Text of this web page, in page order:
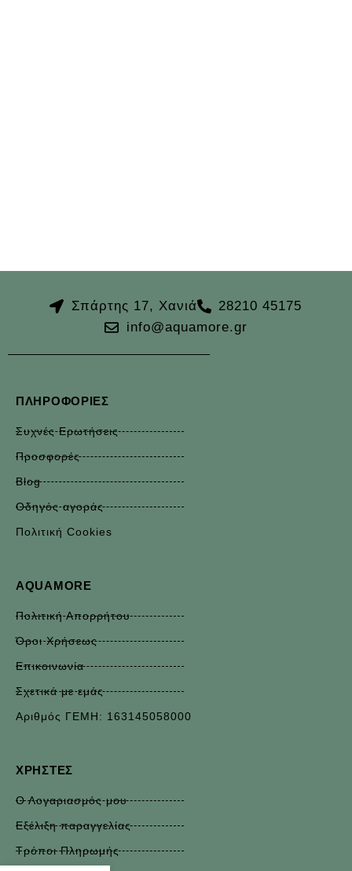
Σπάρτης 17, Χανιά
28210 45175
info@aquamore.gr
ΠΛΗΡΟΦΟΡΊΕΣ
Συχνές Ερωτήσεις
Προσφορές
Blog
Οδηγός αγοράς
Πολιτική Cookies
AQUAMORE
Πολιτική Απορρήτου
Όροι Χρήσεως
Επικοινωνία
Σχετικά με εμάς
Αριθμός ΓΕΜΗ: 163145058000
ΧΡΉΣΤΕΣ
Ο Λογαριασμός μου
Εξέλιξη παραγγελίας
Τρόποι Πληρωμής